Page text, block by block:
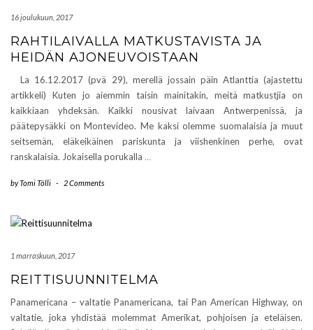
16 joulukuun, 2017
RAHTILAIVALLA MATKUSTAVISTA JA
HEIDÄN AJONEUVOISTAAN
La 16.12.2017 (pvä 29), merellä jossain päin Atlanttia (ajastettu
artikkeli) Kuten jo aiemmin taisin mainitakin, meitä matkustjia on
kaikkiaan yhdeksän. Kaikki nousivat laivaan Antwerpenissä, ja
päätepysäkki on Montevideo. Me kaksi olemme suomalaisia ja muut
seitsemän, eläkeikäinen pariskunta ja viishenkinen perhe, ovat
ranskalaisia. Jokaisella porukalla …
byTomi Tölli - 2 Comments
1 marraskuun, 2017
REITTISUUNNITELMA
Panamericana – valtatie Panamericana, tai Pan American Highway, on
valtatie, joka yhdistää molemmat Amerikat, pohjoisen ja eteläisen.